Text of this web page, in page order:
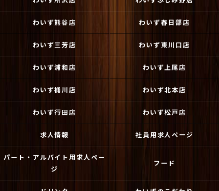
わいず熊谷店 わいず春日部店
わいず三芳店 わいず東川口店
わいず浦和店 わいず上尾店
わいず桶川店 わいず北本店
わいず行田店 わいず松戸店
求人情報 社員用求人ページ
パート・アルバイト用求人ペー
ジ
フード